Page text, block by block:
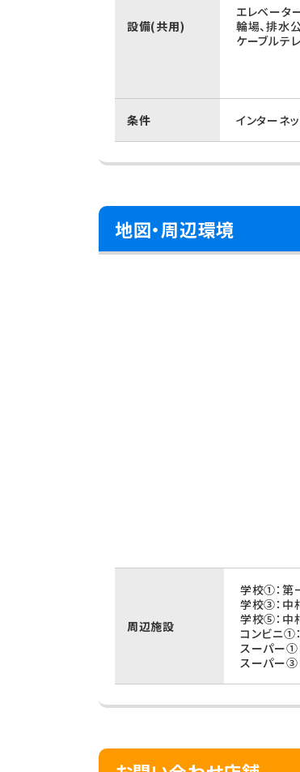
設備(共用)
エレベータ
輪場、排水
ケーブルテ
条件 インターネ
地図・周辺環境
周辺施設
学校①：
学校③：
学校⑤：
コンビニ①
スーパー
スーパー